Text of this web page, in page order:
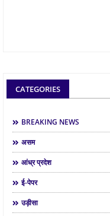
CATEGORIES
BREAKING NEWS
असम
आंध्र प्रदेश
ई-पेपर
उड़ीसा